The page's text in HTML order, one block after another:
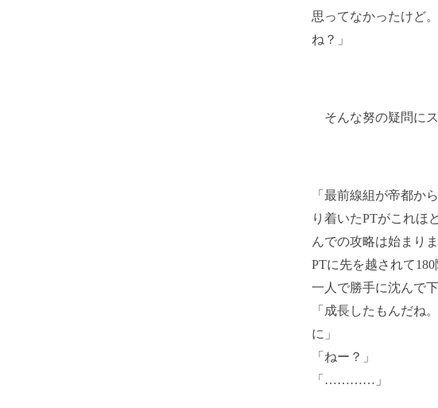
思ってなかったけど
ね？」
そんな努の疑問にス
「最前線組が帝都か
り着いたPTがこれほ
んでの攻略は始まり
PTに先を越されて
一人で勝手に沈んで下
「成長したもんだね
に」
「ねー？」
「…………」